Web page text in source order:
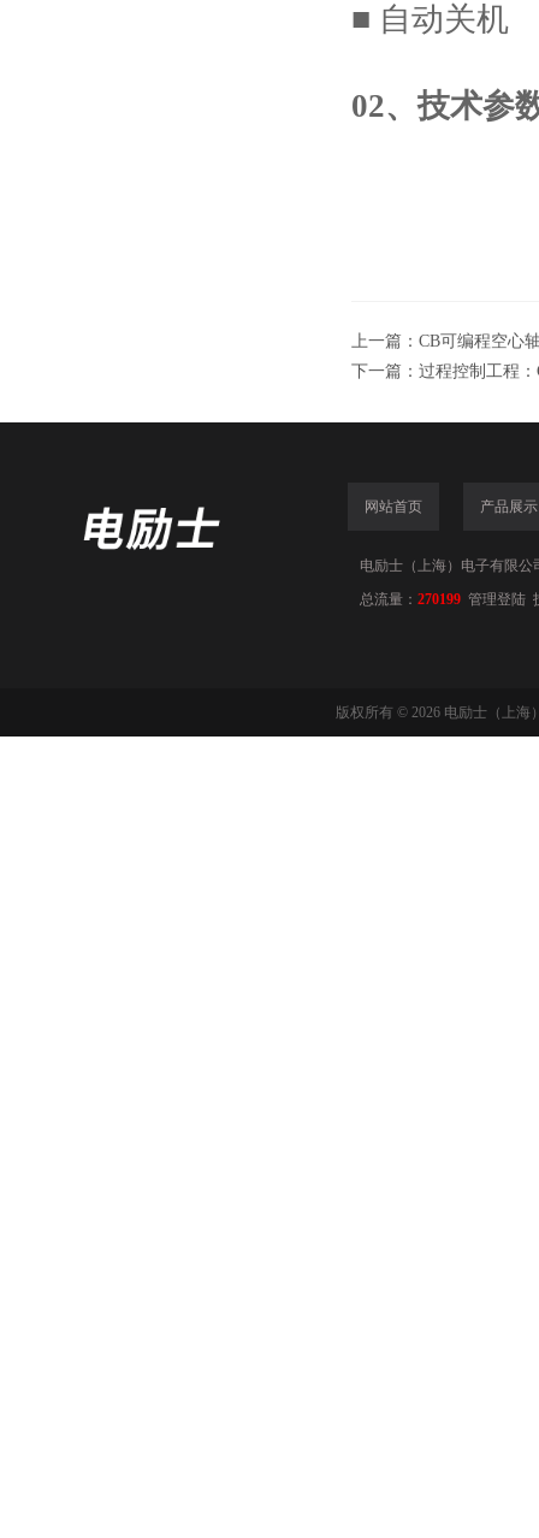
■ 自动关机
02、技术参
上一篇： CB可编程空心
下一篇： 过程控制工程
网站首页 产品展示
电励士（上海）电子有限公
总流量： 270199 管理登陆
版权所有 © 2026 电励士（上